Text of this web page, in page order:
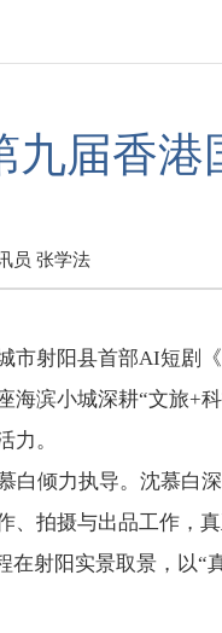
届香港
员 张学法
射阳县首部AI短剧《
滨小城深耕“文旅+
力。
倾力执导。沈慕白
拍摄与出品工作，
射阳实景取景，以“